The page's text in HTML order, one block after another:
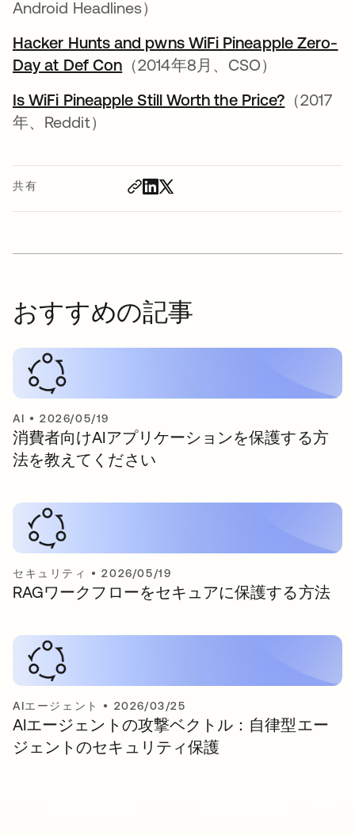
共有
Android Headlines）
Hacker Hunts and pwns WiFi Pineapple Zero-
Day at Def Con 新しいタブで開く
（2014年8月、CSO）
Is WiFi Pineapple Still Worth the Price? 新しい
（2017
年、Reddit）
おすすめの記事
AI •2026/05/19
消費者向けAIアプリケーションを保護する方
法を教えてください
セキュリティ •2026/05/19
RAGワークフローをセキュアに保護する方法
AIエージェント • 2026/03/25
AIエージェントの攻撃ベクトル：自律型エー
ジェントのセキュリティ保護